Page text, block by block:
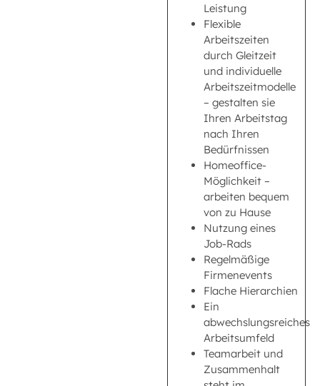
Leistung
Flexible
Arbeitszeiten
durch Gleitzeit
und individuelle
Arbeitszeitmodelle
– gestalten sie
Ihren Arbeitstag
nach Ihren
Bedürfnissen
Homeoffice-
Möglichkeit –
arbeiten bequem
von zu Hause
Nutzung eines
Job-Rads
Regelmäßige
Firmenevents
Flache Hierarchien
Ein
abwechslungsreiches
Arbeitsumfeld
Teamarbeit und
Zusammenhalt